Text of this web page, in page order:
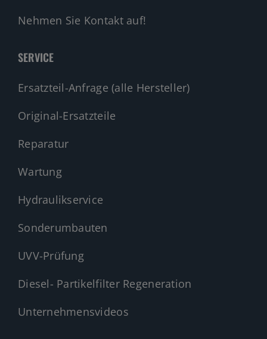
SERVICE
Ersatzteil-Anfrage (alle Hersteller)
Original-Ersatzteile
Reparatur
Wartung
Hydraulikservice
Sonderumbauten
UVV-Prüfung
Diesel- Partikelfilter Regeneration
Unternehmensvideos
VERKAUF